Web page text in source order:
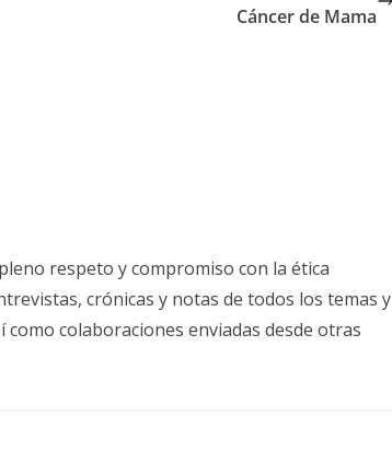
Cáncer de Mama
respeto y compromiso con la ética
crónicas y notas de todos los temas y
colaboraciones enviadas desde otras